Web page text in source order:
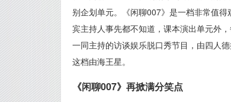
别企划单元。《闲聊007》是一档非常值
宾主持人事先都不知道，课本演出单元外
一同主持的访谈娱乐脱口秀节目，由四人
这档由海王星。
《闲聊007》再掀满分笑点